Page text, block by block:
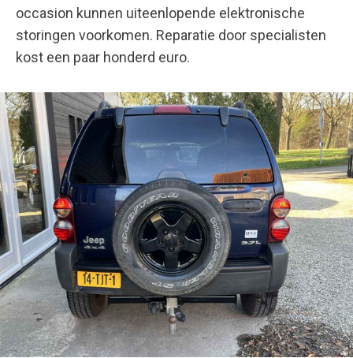
occasion kunnen uiteenlopende elektronische
storingen voorkomen. Reparatie door specialisten
kost een paar honderd euro.